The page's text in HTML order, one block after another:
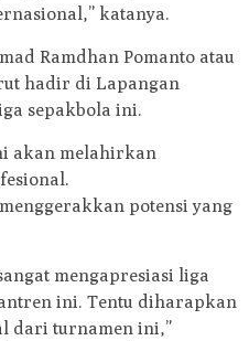
katanya.
Ramdhan Pomanto atau
hadir di Lapangan
sepakbola ini.
akan melahirkan
potensi yang
mengapresiasi liga
ini. Tentu diharapkan
dari turnamen ini,”